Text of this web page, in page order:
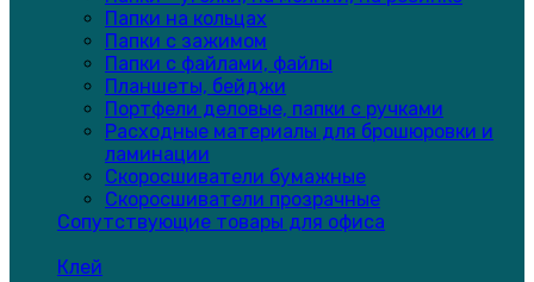
Папки на кольцах
Папки с зажимом
Папки с файлами, файлы
Планшеты, бейджи
Портфели деловые, папки с ручками
Расходные материалы для брошюровки и
ламинации
Скоросшиватели бумажные
Скоросшиватели прозрачные
Сопутствующие товары для офиса
Клей